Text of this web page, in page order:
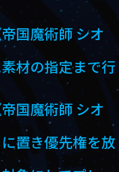
国魔術師 シオ
材の指定まで行
国魔術師 シオ
置き優先権を放